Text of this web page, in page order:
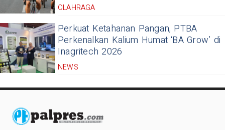
OLAHRAGA
Perkuat Ketahanan Pangan, PTBA
Perkenalkan Kalium Humat ‘BA Grow’ di
Inagritech 2026
NEWS